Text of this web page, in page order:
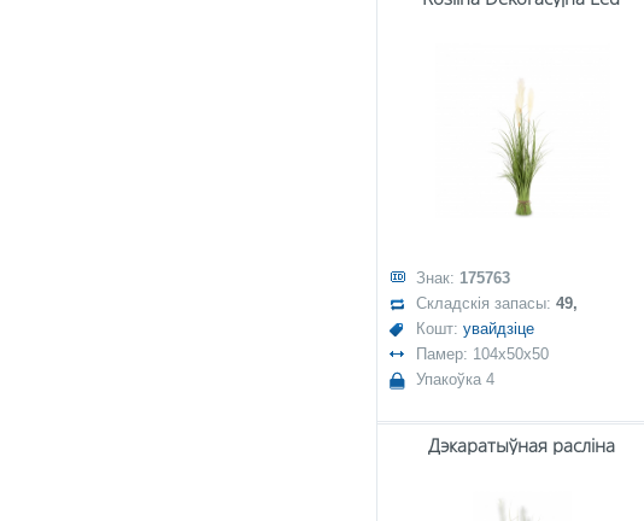
Знак: 175763
Складскія запасы: 49,
Кошт: увайдзіце
Памер: 104x50x50
Упакоўка 4
Дэкаратыўная расліна